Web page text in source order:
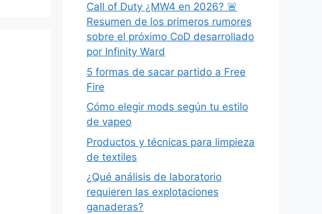
Call of Duty ¿MW4 en 2026? 🚨
Resumen de los primeros rumores
sobre el próximo CoD desarrollado
por Infinity Ward
5 formas de sacar partido a Free
Fire
Cómo elegir mods según tu estilo
de vapeo
Productos y técnicas para limpieza
de textiles
¿Qué análisis de laboratorio
requieren las explotaciones
ganaderas?